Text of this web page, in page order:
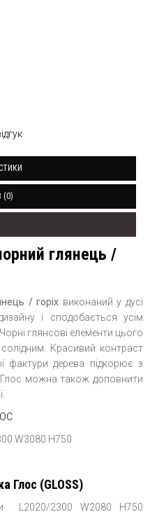
(0)
глянець /
/ горіх виконаний у дусі
і сподобається усім
глянсові елементи цього
Красивий контраст
фактури дерева підкорює з
Глос можна також доповнити
W3080 H750
Глос (GLOSS)
L2020/2300 W2080 H750